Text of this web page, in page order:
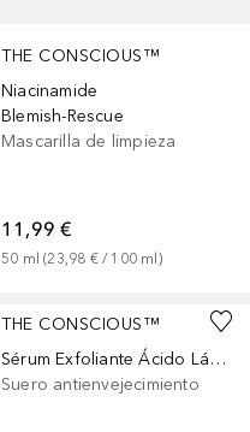
THE CONSCIOUS™
Niacinamide
Blemish-Rescue
Mascarilla de limpieza
11,99 €
50 ml (23,98 € / 100 ml)
THE CONSCIOUS™
Sérum Exfoliante Ácido Láctico 5%
Suero antienvejecimiento